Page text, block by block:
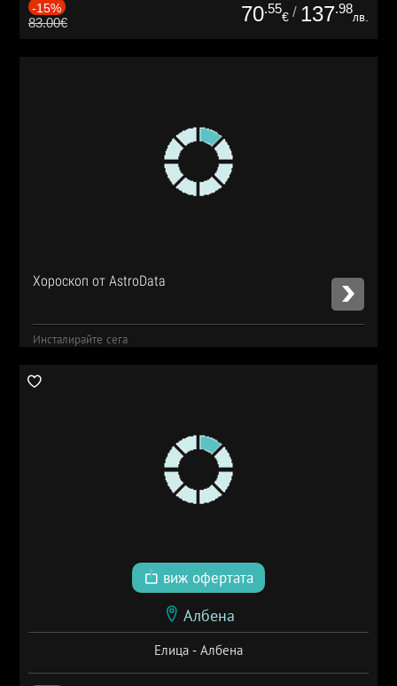
-15%
83.00€ 70.55
€ / 137.98
лв.
Хороскоп от AstroData
Инсталирайте сега
виж офертата
Албена
Елица - Албена